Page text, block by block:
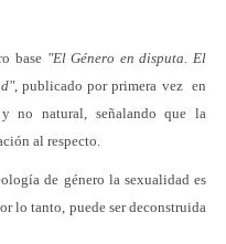
base "El Género en disputa. El
, publicado por primera vez en
no natural, señalando que la
al respecto.
de género la sexualidad es
lo tanto, puede ser deconstruida